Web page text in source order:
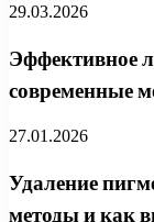
29.03.2026
Эффективное
современные
27.01.2026
Удаление
методы и как